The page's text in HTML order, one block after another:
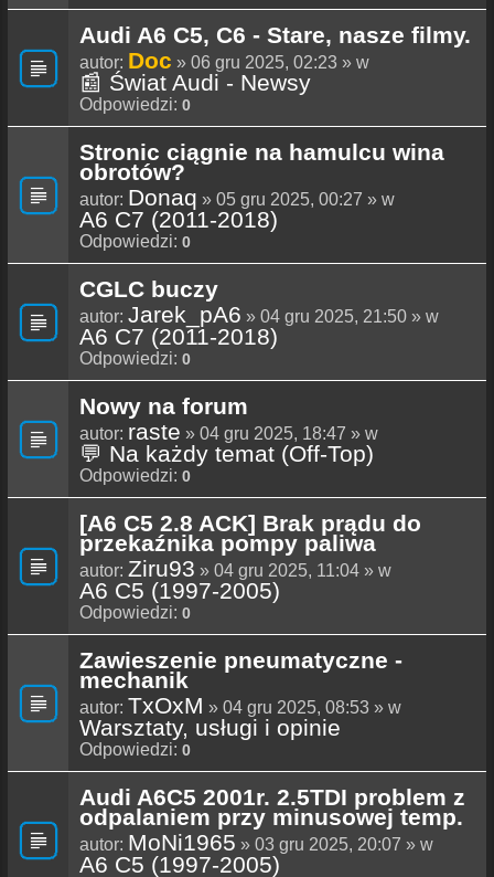
Audi A6 C5, C6 - Stare, nasze filmy.
autor: Doc » 06 gru 2025, 02:23 » w
📰 Świat Audi - Newsy
Odpowiedzi: 0
Stronic ciągnie na hamulcu wina
obrotów?
autor: Donaq » 05 gru 2025, 00:27 » w
A6 C7 (2011-2018)
Odpowiedzi: 0
CGLC buczy
autor: Jarek_pA6 » 04 gru 2025, 21:50 » w
A6 C7 (2011-2018)
Odpowiedzi: 0
Nowy na forum
autor: raste » 04 gru 2025, 18:47 » w
💬 Na każdy temat (Off-Top)
Odpowiedzi: 0
[A6 C5 2.8 ACK] Brak prądu do
przekaźnika pompy paliwa
autor: Ziru93 » 04 gru 2025, 11:04 » w
A6 C5 (1997-2005)
Odpowiedzi: 0
Zawieszenie pneumatyczne -
mechanik
autor: TxOxM » 04 gru 2025, 08:53 » w
Warsztaty, usługi i opinie
Odpowiedzi: 0
Audi A6C5 2001r. 2.5TDI problem z
odpalaniem przy minusowej temp.
autor: MoNi1965 » 03 gru 2025, 20:07 » w
A6 C5 (1997-2005)